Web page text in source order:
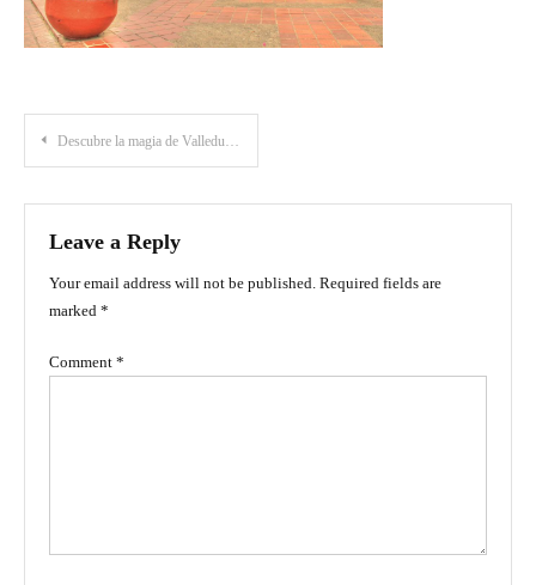
Post
navigation
Descubre la magia de Valledupar: Un viaje a los destinos turísticos de la cuna del Vallenato
Leave a Reply
Your email address will not be published. Required fields are
marked *
Comment *